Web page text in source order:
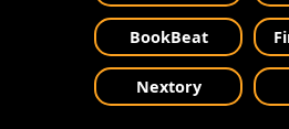
BookBeat
Nextory